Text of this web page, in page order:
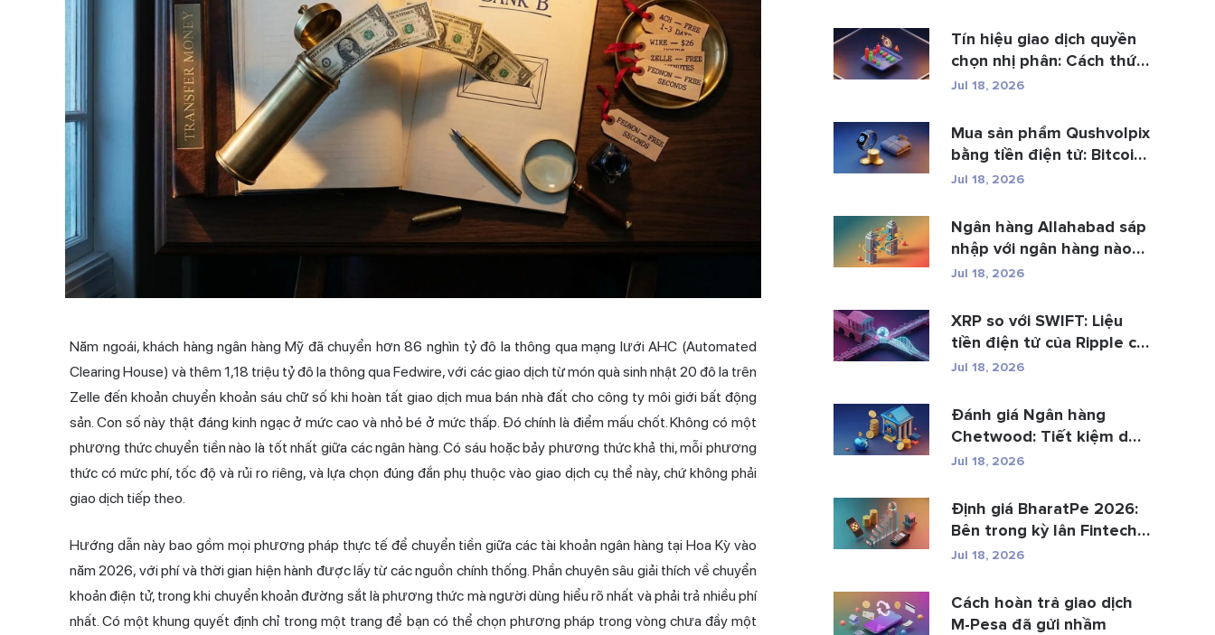
Năm ngoái, khách hàng ngân hàng Mỹ đã chuyển hơn 86 nghìn tỷ đô la thông qua mạng lưới AHC (Automated
Clearing House) và thêm 1,18 triệu tỷ đô la thông qua Fedwire, với các giao dịch từ món quà sinh nhật 20 đô la trên
Zelle đến khoản chuyển khoản sáu chữ số khi hoàn tất giao dịch mua bán nhà đất cho công ty môi giới bất động
sản. Con số này thật đáng kinh ngạc ở mức cao và nhỏ bé ở mức thấp. Đó chính là điểm mấu chốt. Không có một
phương thức chuyển tiền nào là tốt nhất giữa các ngân hàng. Có sáu hoặc bảy phương thức khả thi, mỗi phương
thức có mức phí, tốc độ và rủi ro riêng, và lựa chọn đúng đắn phụ thuộc vào giao dịch cụ thể này, chứ không phải
giao dịch tiếp theo.
Hướng dẫn này bao gồm mọi phương pháp thực tế để chuyển tiền giữa các tài khoản ngân hàng tại Hoa Kỳ vào
năm 2026, với phí và thời gian hiện hành được lấy từ các nguồn chính thống. Phần chuyên sâu giải thích về chuyển
khoản điện tử, trong khi chuyển khoản đường sắt là phương thức mà người dùng hiểu rõ nhất và phải trả nhiều phí
nhất. Có một khung quyết định chỉ trong một trang để bạn có thể chọn phương pháp trong vòng chưa đầy một
Tín hiệu giao dịch quyền
chọn nhị phân: Cách thức
h...
Jul 18, 2026
Mua sản phẩm Qushvolpix
bằng tiền điện tử: Bitcoin,
p...
Jul 18, 2026
Ngân hàng Allahabad sáp
nhập với ngân hàng nào?
Toàn b�...
Jul 18, 2026
XRP so với SWIFT: Liệu
tiền điện tử của Ripple có
th...
Jul 18, 2026
Đánh giá Ngân hàng
Chetwood: Tiết kiệm dễ
dàng và gia...
Jul 18, 2026
Định giá BharatPe 2026:
Bên trong kỳ lân Fintech
trị gi�...
Jul 18, 2026
Cách hoàn trả giao dịch
M-Pesa đã gửi nhầm